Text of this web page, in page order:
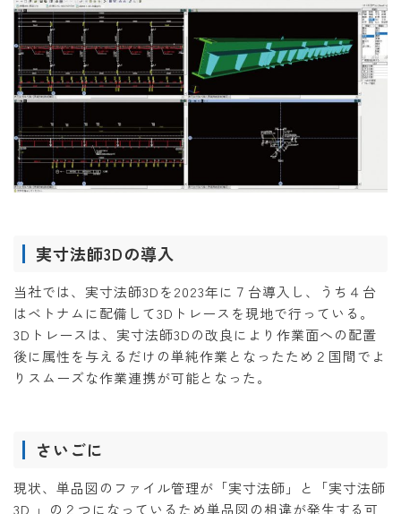
実寸法師3Dの導入
当社では、実寸法師3Dを2023年に７台導入し、うち４台
はベトナムに配備して3Dトレースを現地で行っている。
3Dトレースは、実寸法師3Dの改良により作業面への配置
後に属性を与えるだけの単純作業となったため２国間でよ
りスムーズな作業連携が可能となった。
さいごに
現状、単品図のファイル管理が「実寸法師」と「実寸法師
3D 」の２つになっているため単品図の相違が発生する可